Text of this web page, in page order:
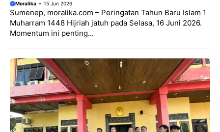
Moralika 15 Jun 2026
Sumenep, moralika.com – Peringatan Tahun Baru Islam 1
Muharram 1448 Hijriah jatuh pada Selasa, 16 Juni 2026.
Momentum ini penting...